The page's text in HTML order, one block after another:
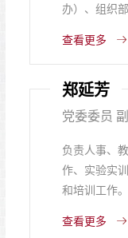
办）、组织
术教育学院
查看更多
郑延芳
党委委员
负责人事、
作、实验实
和培训工作
教育学院、
查看更多